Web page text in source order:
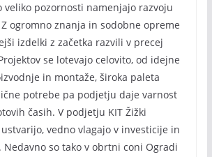
veliko pozornosti namenjajo razvoju
ogromno znanja in sodobne opreme
izdelki z začetka razvili v precej
se lotevajo celovito, od idejne
in montaže, široka paleta
potrebe pa podjetju daje varnost
časih. V podjetju KIT Žižki
vedno vlagajo v investicije in
Nedavno so tako v obrtni coni Ogradi